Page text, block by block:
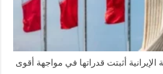
أثبتت قدراتها في مواجهة أقوى